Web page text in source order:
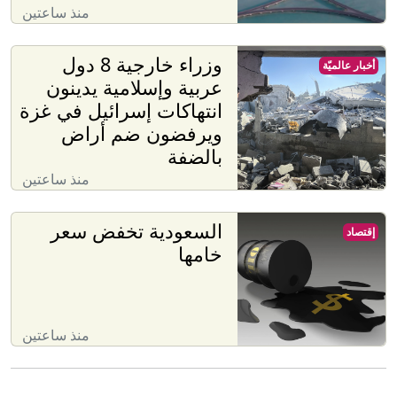
منذ ساعتين
وزراء خارجية 8 دول
عربية وإسلامية يدينون
انتهاكات إسرائيل في غزة
ويرفضون ضم أراض
بالضفة
منذ ساعتين
أخبار عالميّة
السعودية تخفض سعر
خامها
منذ ساعتين
إقتصاد